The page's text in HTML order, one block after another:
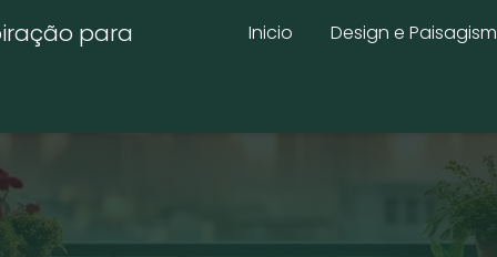
para Inicio Design e